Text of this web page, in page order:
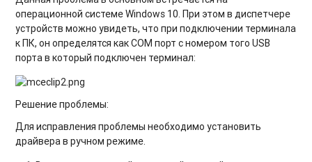
операционной системе Windows 10. При этом в диспетчере
устройств можно увидеть, что при подключении терминала
к ПК, он определятся как COM порт с номером того USB
порта в который подключен терминал:
Решение проблемы:
Для исправления проблемы необходимо установить
драйвера в ручном режиме.